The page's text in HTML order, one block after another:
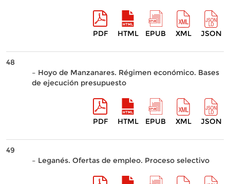
PDF HTML EPUB XML JSON
48
– Hoyo de Manzanares. Régimen económico. Bases
de ejecución presupuesto
PDF HTML EPUB XML JSON
49
– Leganés. Ofertas de empleo. Proceso selectivo